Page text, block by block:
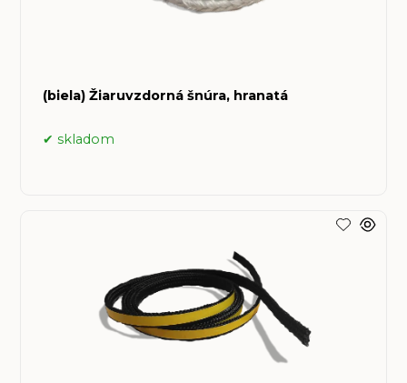
(biela) Žiaruvzdorná šnúra, hranatá
skladom